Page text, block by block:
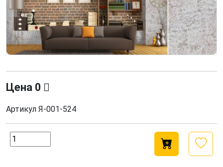
Цена 0
Артикул Я-001-524